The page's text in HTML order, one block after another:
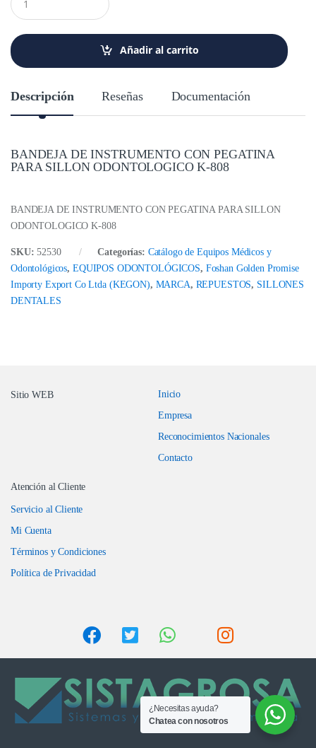
a
i
d
Añadir al carrito
Descripción Reseñas Documentación
BANDEJA DE INSTRUMENTO CON PEGATINA
PARA SILLON ODONTOLOGICO K-808
BANDEJA DE INSTRUMENTO CON PEGATINA PARA SILLON
ODONTOLOGICO K-808
SKU:52530 Categorías: Catálogo de Equipos Médicos y
Odontológicos, EQUIPOS ODONTOLÓGICOS, Foshan Golden Promise
Importy Export Co Ltda (KEGON), MARCA, REPUESTOS, SILLONES
DENTALES
Sitio WEB
Inicio
Empresa
Reconocimientos Nacionales
Contacto
Atención al Cliente
Servicio al Cliente
Mi Cuenta
Términos y Condiciones
Política de Privacidad
¿Necesitas ayuda?
Chatea con nosotros